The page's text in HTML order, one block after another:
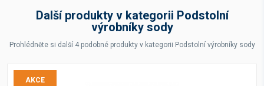
Další produkty v kategorii Podstolní
výrobníky sody
Prohlédněte si další 4 podobné produkty v kategorii Podstolní výrobníky sody
AKCE